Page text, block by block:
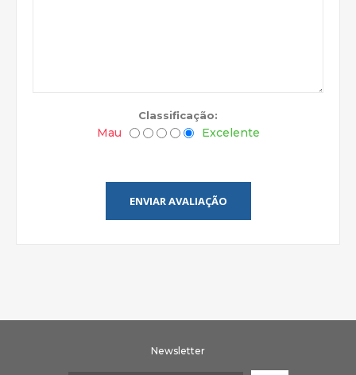
Classificação:
Mau Excelente
ENVIAR AVALIAÇÃO
Newsletter